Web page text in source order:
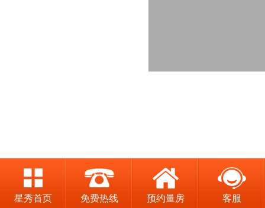
星秀首页 免费热线 预约量房 客服